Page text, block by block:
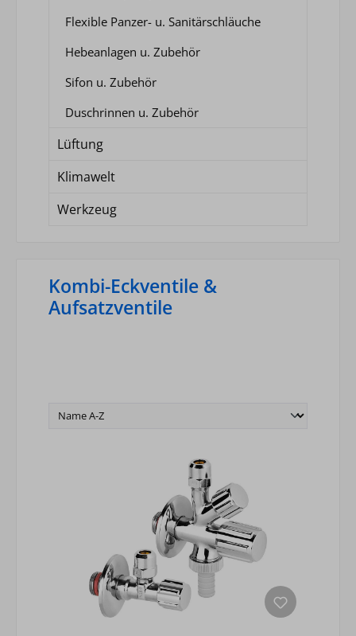
Flexible Panzer- u. Sanitärschläuche
Hebeanlagen u. Zubehör
Sifon u. Zubehör
Duschrinnen u. Zubehör
Lüftung
Klimawelt
Werkzeug
Kombi-Eckventile &
Aufsatzventile